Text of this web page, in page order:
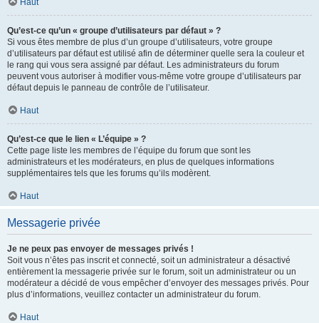
Haut
Qu’est-ce qu’un « groupe d’utilisateurs par défaut » ?
Si vous êtes membre de plus d’un groupe d’utilisateurs, votre groupe
d’utilisateurs par défaut est utilisé afin de déterminer quelle sera la couleur et
le rang qui vous sera assigné par défaut. Les administrateurs du forum
peuvent vous autoriser à modifier vous-même votre groupe d’utilisateurs par
défaut depuis le panneau de contrôle de l’utilisateur.
Haut
Qu’est-ce que le lien « L’équipe » ?
Cette page liste les membres de l’équipe du forum que sont les
administrateurs et les modérateurs, en plus de quelques informations
supplémentaires tels que les forums qu’ils modèrent.
Haut
Messagerie privée
Je ne peux pas envoyer de messages privés !
Soit vous n’êtes pas inscrit et connecté, soit un administrateur a désactivé
entièrement la messagerie privée sur le forum, soit un administrateur ou un
modérateur a décidé de vous empêcher d’envoyer des messages privés. Pour
plus d’informations, veuillez contacter un administrateur du forum.
Haut